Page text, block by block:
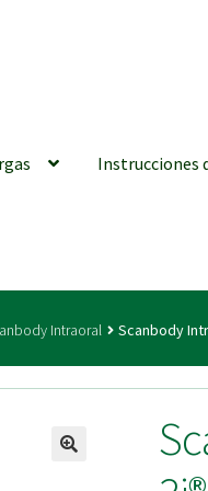
Instrucciones
generales Conexiones
| Tienda Online!
Intraoral Scanbody